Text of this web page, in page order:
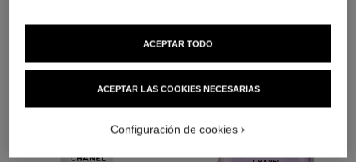
ACEPTAR LAS COOKIES NECESARIAS
ACEPTAR TODO
Configuración de cookies